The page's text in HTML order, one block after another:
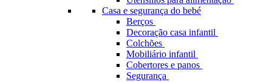
Casa e segurança do bebé
Berços
Decoração casa infantil
Colchões
Mobiliário infantil
Cobertores e panos
Segurança